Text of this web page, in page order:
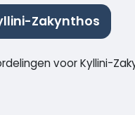
Zakynthos
voor Kyllini-